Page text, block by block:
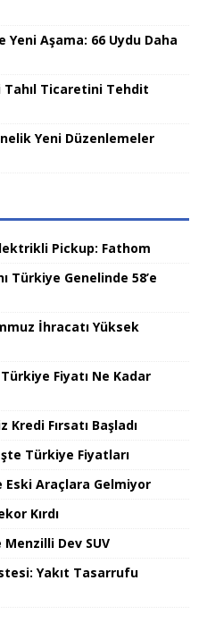
Yeni Aşama: 66 Uydu Daha
Tahıl Ticaretini Tehdit
Yeni Düzenlemeler
Pickup: Fathom
Türkiye Genelinde 58’e
İhracatı Yüksek
Fiyatı Ne Kadar
Fırsatı Başladı
Türkiye Fiyatları
Eski Araçlara Gelmiyor
Kırdı
Dev SUV
Yakıt Tasarrufu